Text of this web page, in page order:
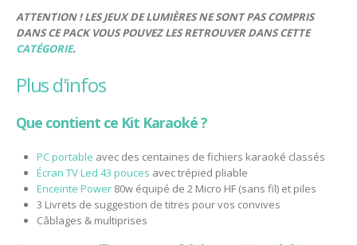
ATTENTION ! LES JEUX DE LUMIÈRES NE SONT PAS COMPRIS
DANS CE PACK VOUS POUVEZ LES RETROUVER DANS CETTE
CATÉGORIE.
plus d'infos
Que contient ce Kit Karaoké ?
PC portable avec des centaines de fichiers karaoké classés
Écran TV Led 43 pouces avec trépied pliable
Enceinte Power 80w équipé de 2 Micro HF (sans fil) et piles
3 Livrets de suggestion de titres pour vos convives
Câblages & multiprises